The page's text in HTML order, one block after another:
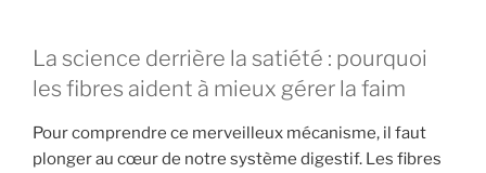
La science derrière la satiété : pourquoi
les fibres aident à mieux gérer la faim
Pour comprendre ce merveilleux mécanisme, il faut
plonger au cœur de notre système digestif. Les fibres